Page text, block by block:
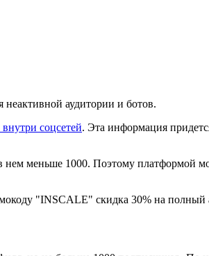
аудитории и ботов.
соцсетей. Эта информация
нем меньше 1000. Поэтому платформой
"INSCALE" скидка 30% на полный